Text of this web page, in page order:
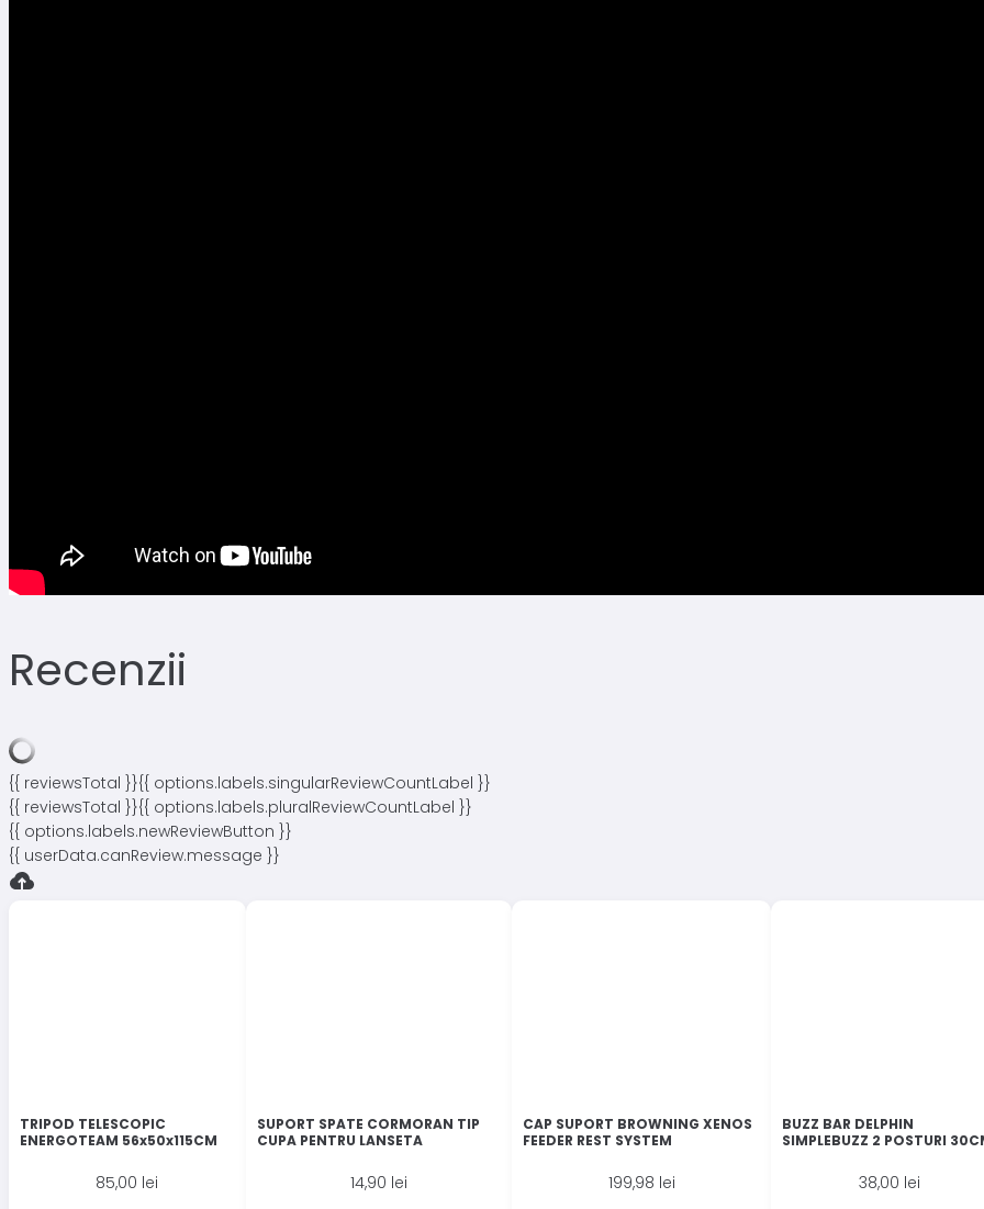
Recenzii
{{ reviewsTotal }}{{ options.labels.singularReviewCountLabel }}
{{ reviewsTotal }}{{ options.labels.pluralReviewCountLabel }}
{{ options.labels.newReviewButton }}
{{ userData.canReview.message }}
TRIPOD TELESCOPIC
ENERGOTEAM 56x50x115CM
85,00 lei
SUPORT SPATE CORMORAN TIP
CUPA PENTRU LANSETA
14,90 lei
CAP SUPORT BROWNING XENOS
FEEDER REST SYSTEM
199,98 lei
BUZZ BAR DELPHIN
SIMPLEBUZZ 2 POSTURI
38,00 lei